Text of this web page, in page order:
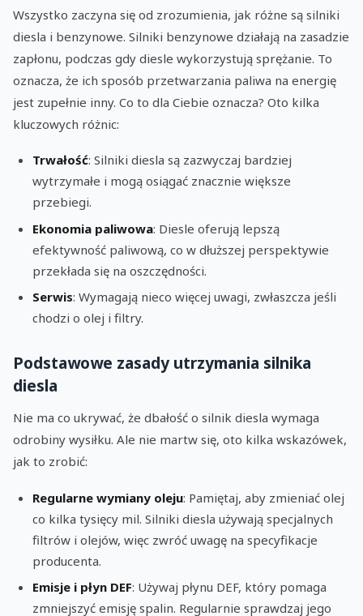
Wszystko zaczyna się od zrozumienia, jak różne są silniki
diesla i benzynowe. Silniki benzynowe działają na zasadzie
zapłonu, podczas gdy diesle wykorzystują sprężanie. To
oznacza, że ich sposób przetwarzania paliwa na energię
jest zupełnie inny. Co to dla Ciebie oznacza? Oto kilka
kluczowych różnic:
Trwałość: Silniki diesla są zazwyczaj bardziej
wytrzymałe i mogą osiągać znacznie większe
przebiegi.
Ekonomia paliwowa: Diesle oferują lepszą
efektywność paliwową, co w dłuższej perspektywie
przekłada się na oszczędności.
Serwis: Wymagają nieco więcej uwagi, zwłaszcza jeśli
chodzi o olej i filtry.
Podstawowe zasady utrzymania silnika
diesla
Nie ma co ukrywać, że dbałość o silnik diesla wymaga
odrobiny wysiłku. Ale nie martw się, oto kilka wskazówek,
jak to zrobić:
Regularne wymiany oleju: Pamiętaj, aby zmieniać olej
co kilka tysięcy mil. Silniki diesla używają specjalnych
filtrów i olejów, więc zwróć uwagę na specyfikacje
producenta.
Emisje i płyn DEF: Używaj płynu DEF, który pomaga
zmniejszyć emisję spalin. Regularnie sprawdzaj jego